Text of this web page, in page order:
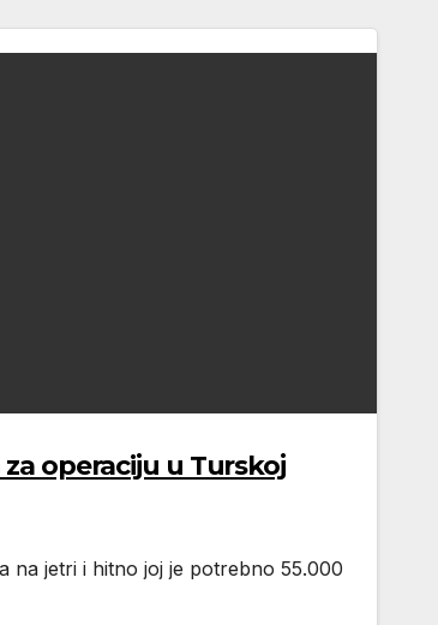
operaciju u Turskoj
na jetri i hitno joj je potrebno 55.000